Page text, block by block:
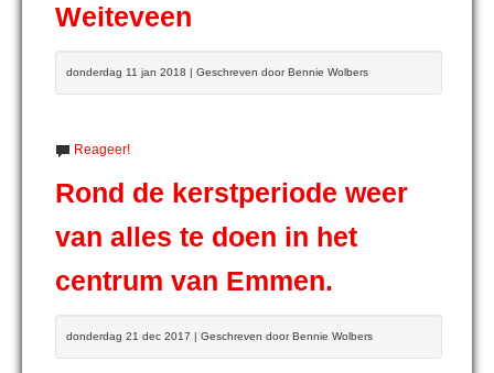
Weiteveen
donderdag 11 jan 2018 | Geschreven door Bennie Wolbers
Reageer!
Rond de kerstperiode weer
van alles te doen in het
centrum van Emmen.
donderdag 21 dec 2017 | Geschreven door Bennie Wolbers